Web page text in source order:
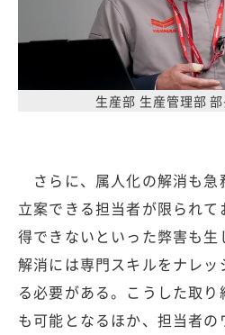
生産部 生産管理部
さらに、属人化の解消も急
立案できる担当者が限られ
得できないといった弊害も
解消には専門スキルをナレ
る必要がある。こうした取
も可能となるほか、担当者